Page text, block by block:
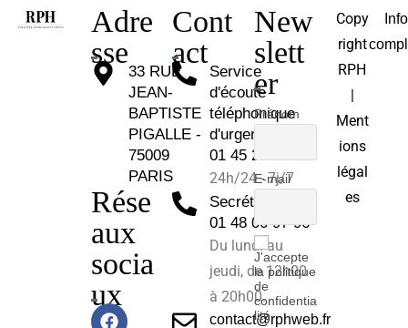
Adre
sse
33 RUE
JEAN-
BAPTISTE
PIGALLE -
75009
PARIS
Rése
aux
socia
ux
Cont
act
Service
d'écoute
téléphonique
d'urgence :
01 45 26 81 30
24h/24 - 7j/7
Secrétariat :
01 48 00 97 96
Du lundi au
jeudi, de 12h00
à 20h00.
contact@rphweb.fr
New
slett
er
Prénom
E-mail
J'accepte
la politique
de
confidentia
lité
Copy
right
RPH
|
Ment
ions
légal
es